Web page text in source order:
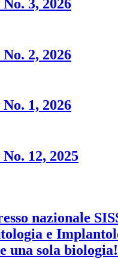
3, 2026
2, 2026
1, 2026
12, 2025
nazionale
e
una sola biologia!